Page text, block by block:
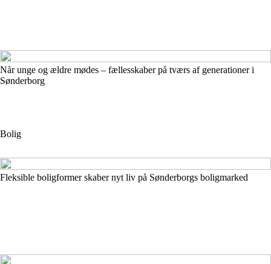
Når unge og ældre mødes – fællesskaber på tværs af generationer i
Sønderborg
Bolig
Fleksible boligformer skaber nyt liv på Sønderborgs boligmarked